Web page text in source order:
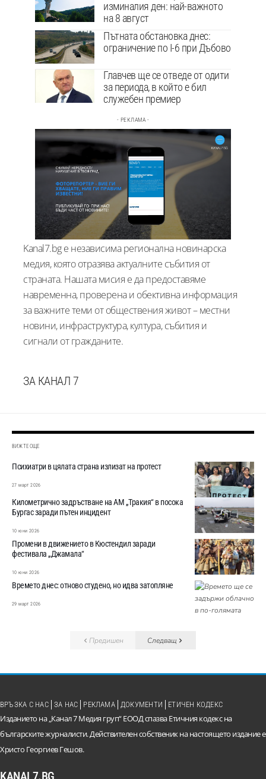
изминалия ден: най-важното
на 8 август
Пътната обстановка днес:
ограничение по I-6 при Дъбово
Главчев ще се отведе от одити
за периода, в който е бил
служебен премиер
- РЕКЛАМА -
Kanal7.bg е независима регионална новинарска
медия, която отразява актуалните събития от
страната. Нашата мисия е да предоставяме
навременна, проверена и обективна информация
за важните теми от обществения живот – местни
новини, инфраструктура, култура, събития и
сигнали от гражданите.
ЗА КАНАЛ 7
ВИЖТЕ ОЩЕ
Психиатри в цялата страна излизат на протест
27 март 2026
Километрично задръстване на АМ „Тракия“ в посока
Бургас заради пътен инцидент
10 юни 2026
Промени в движението в Кюстендил заради
фестивала „Джамала“
10 юни 2026
Времето днес: отново студено, но идва затопляне
29 март 2026
Предишен Следващ
Изданието на „Канал 7 Медия груп“ ЕООД спазва Етичния кодекс на
българските журналисти. Действителен собственик на настоящето издание е
Христо Георгиев Гешов.
ВРЪЗКА С НАС ЗА НАС РЕКЛАМА ДОКУМЕНТИ ЕТИЧЕН КОДЕКС